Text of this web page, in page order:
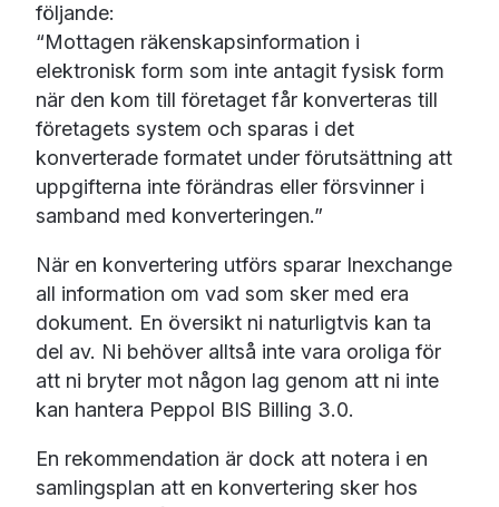
följande:
“Mottagen räkenskapsinformation i
elektronisk form som inte antagit fysisk form
när den kom till företaget får konverteras till
företagets system och sparas i det
konverterade formatet under förutsättning att
uppgifterna inte förändras eller försvinner i
samband med konverteringen.”
När en konvertering utförs sparar Inexchange
all information om vad som sker med era
dokument. En översikt ni naturligtvis kan ta
del av. Ni behöver alltså inte vara oroliga för
att ni bryter mot någon lag genom att ni inte
kan hantera Peppol BIS Billing 3.0.
En rekommendation är dock att notera i en
samlingsplan att en konvertering sker hos